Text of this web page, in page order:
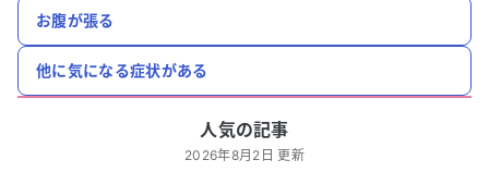
お腹が張る
他に気になる症状がある
人気の記事
2026年8月2日 更新